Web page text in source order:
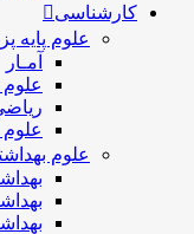
کارشناسی
علوم پایه
آمـار
علوم